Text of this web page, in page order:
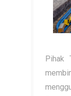
Pihak